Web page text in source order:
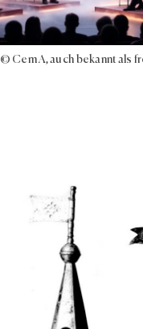
© Cem A, auch bekannt als